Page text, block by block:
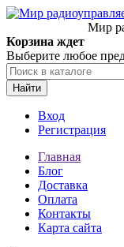
Мир
Корзина ждет
Выберите любое
Найти
Вход
Регистрация
Главная
Блог
Доставка
Оплата
Контакты
Карта сайта